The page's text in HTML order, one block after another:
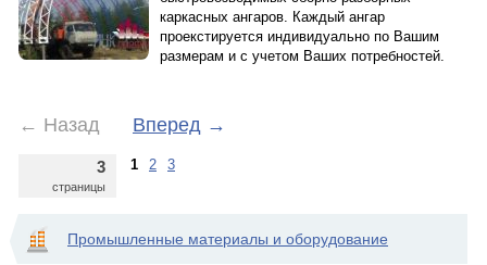
каркасных ангаров. Каждый ангар
проекстируется индивидуально по Вашим
размерам и с учетом Ваших потребностей.
← Назад Вперед →
3
страницы
1 2 3
Промышленные материалы и оборудование